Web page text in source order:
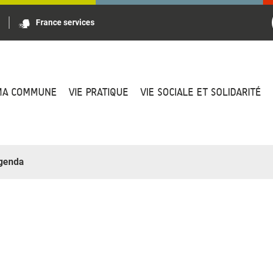
France services
COMMUNE VIE PRATIQUE VIE SOCIALE ET SOLIDARITÉ